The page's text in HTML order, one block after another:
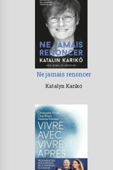
Ne jamais renoncer
Katalyn Karikó